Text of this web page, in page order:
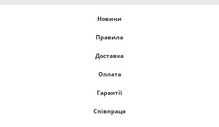
Новини
Правила
Доставка
Оплата
Гарантії
Співпраця